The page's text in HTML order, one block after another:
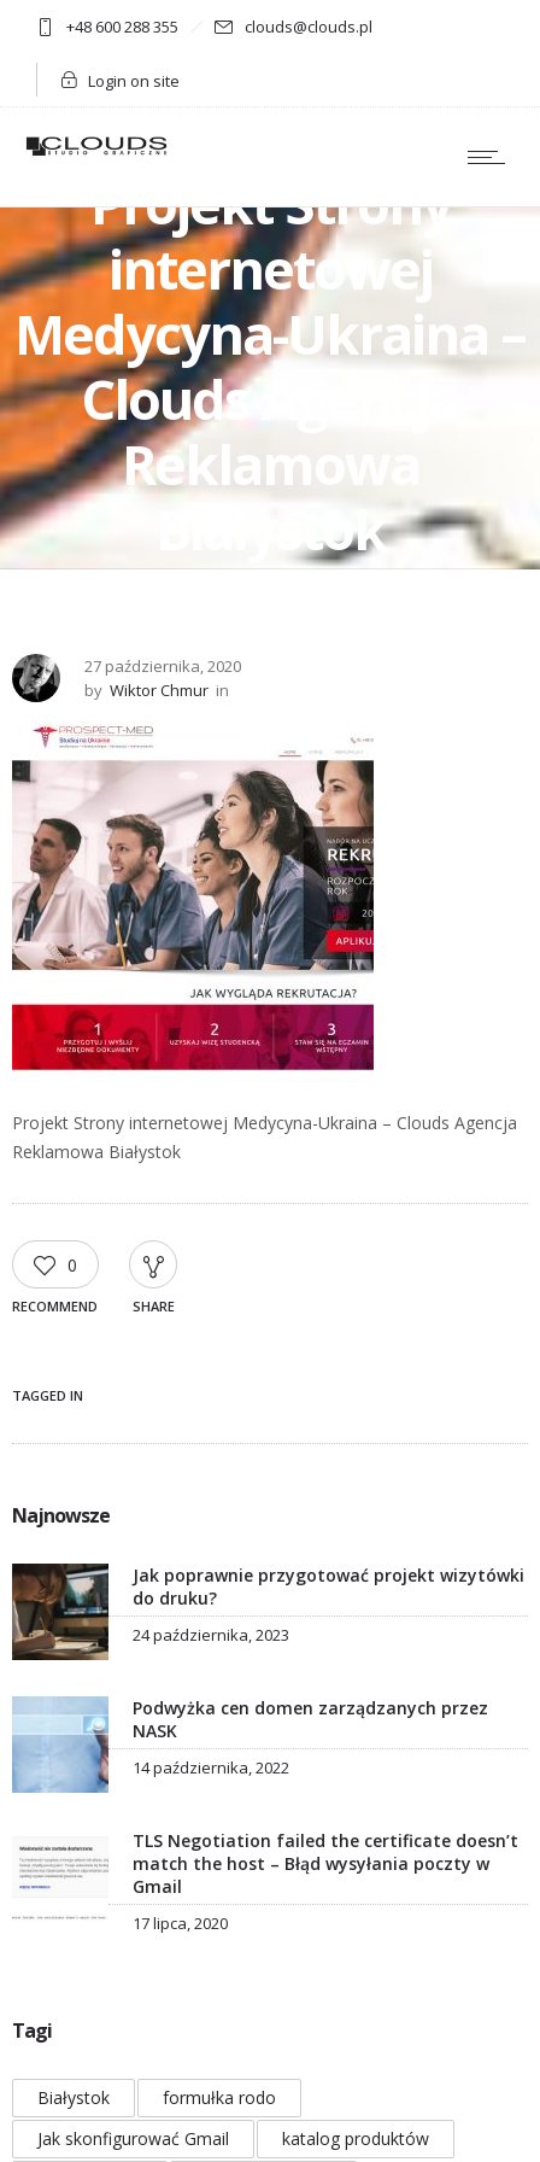
+48 600 288 355 clouds@clouds.pl
Login on site
Projekt Strony
internetowej
Medycyna-Ukraina –
Clouds Agencja
Reklamowa
Białystok
27 października, 2020
by Wiktor Chmur in
Projekt Strony internetowej Medycyna-Ukraina – Clouds Agencja
Reklamowa Białystok
0
RECOMMEND SHARE
TAGGED IN
Najnowsze
Jak poprawnie przygotować projekt wizytówki
do druku?
24 października, 2023
Podwyżka cen domen zarządzanych przez
NASK
14 października, 2022
TLS Negotiation failed the certificate doesn’t
match the host – Błąd wysyłania poczty w
Gmail
17 lipca, 2020
Tagi
Białystok
formułka rodo
Jak skonfigurować Gmail
katalog produktów